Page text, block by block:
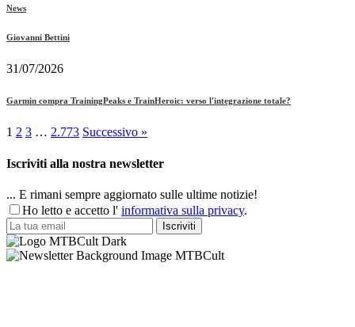
News
Giovanni Bettini
31/07/2026
Garmin compra TrainingPeaks e TrainHeroic: verso l'integrazione totale?
1 2 3 … 2.773 Successivo »
Iscriviti alla nostra newsletter
... E rimani sempre aggiornato sulle ultime notizie!
Ho letto e accetto l' informativa sulla privacy.